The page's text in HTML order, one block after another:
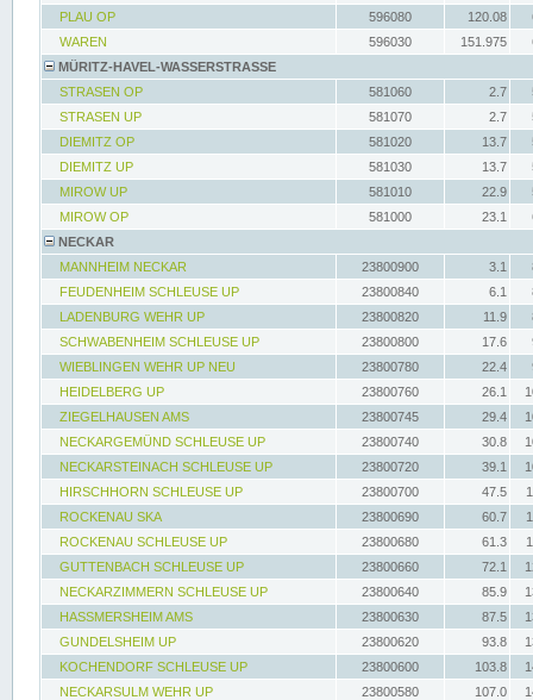
PLAU OP
596080 120.08
WAREN
596030 151.975
MÜRITZ-HAVEL-WASSERSTRASSE
STRASEN OP
581060 2.7
STRASEN UP
581070 2.7
DIEMITZ OP
581020 13.7
DIEMITZ UP
581030 13.7
MIROW UP
581010 22.9
MIROW OP
581000 23.1
NECKAR
MANNHEIM NECKAR
23800900 3.1
FEUDENHEIM SCHLEUSE UP
23800840 6.1
LADENBURG WEHR UP
23800820 11.9
SCHWABENHEIM SCHLEUSE UP
23800800 17.6
WIEBLINGEN WEHR UP NEU
23800780 22.4
HEIDELBERG UP
23800760 26.1
ZIEGELHAUSEN AMS
23800745 29.4
NECKARGEMÜND SCHLEUSE UP
23800740 30.8
NECKARSTEINACH SCHLEUSE UP
23800720 39.1
HIRSCHHORN SCHLEUSE UP
23800700 47.5
ROCKENAU SKA
23800690 60.7
ROCKENAU SCHLEUSE UP
23800680 61.3
GUTTENBACH SCHLEUSE UP
23800660 72.1
NECKARZIMMERN SCHLEUSE UP
23800640 85.9
HASSMERSHEIM AMS
23800630 87.5
GUNDELSHEIM UP
23800620 93.8
KOCHENDORF SCHLEUSE UP
23800600 103.8
NECKARSULM WEHR UP
23800580 107.0